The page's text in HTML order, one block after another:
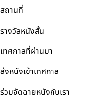
สถานที่
รางวัลหนังสั้น
เทศกาลที่ผ่านมา
ส่งหนังเข้าเทศกาล
ร่วมจัดฉายหนังกับเรา